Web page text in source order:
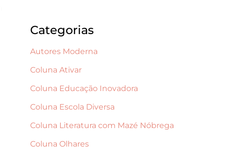
Categorias
Autores Moderna
Coluna Ativar
Coluna Educação Inovadora
Coluna Escola Diversa
Coluna Literatura com Mazé Nóbrega
Coluna Olhares